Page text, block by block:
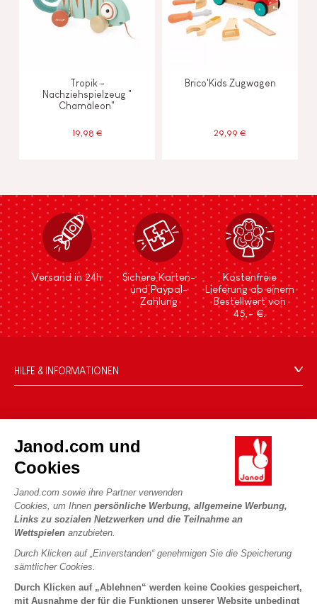
Janod.com und
Cookies
Janod.com sowie ihre Partner verwenden
Cookies, um Ihnen persönliche Werbung, allgemeine Werbung,
Links zu sozialen Netzwerken und die Teilnahme an
Wettspielen anzubieten.
Durch Klicken auf „Einverstanden“ genehmigen Sie die Speicherung
sämtlicher Cookies.
Durch Klicken auf „Ablehnen“ werden keine Cookies gespeichert,
mit Ausnahme der für die Funktionen unserer Website unbedingt
Tropik -
Nachziehspielzeug "
Chamäleon"
19,98 €
Brico'Kids Zugwagen
29,99 €
Versand in 24h
Sichere Karten-
und Paypal-
Zahlung
Kostenfreie
Lieferung ab einem
Bestellwert von
45,- €.
HILFE & INFORMATIONEN
FAQ
Kontakt
Händler
Persönliche daten
Cookies
Nutzungsbedingungen #YesJanod
DIE WELT VON JANOD
Die Geschichte
Unsere Expertise
CSR-Verpflichtungen
Was ist FSC®?
UNSERE LEISTUNGEN
Sicheres Bezahlen
Lieferbedingungen
Spielregeln und Anleitungen
Lose Stücke
PROFESSIONAL
Pressekontakte